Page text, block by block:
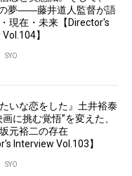
夢――藤井道人監督が語
現在・未来【Director's
】
SYO
たいな恋をした』土井裕泰
画に挑む覚悟”を変えた、
元裕二の存在
Interview Vol.103】
SYO